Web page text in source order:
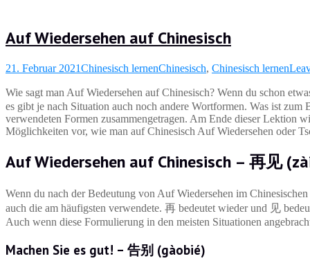
Auf Wiedersehen auf Chinesisch
21. Februar 2021Chinesisch lernenChinesisch, Chinesisch lernen
Wie sagt man Auf Wiedersehen auf Chinesisch? Wenn du schon
es gibt je nach Situation auch noch andere Wortformen. Was ist
verwendeten Formen zusammengetragen. Am Ende dieser Lektion
Möglichkeiten vor, wie man auf Chinesisch Auf Wiedersehen oder
Auf Wiedersehen auf Chinesisch – 再见
Wenn du nach der Bedeutung von Auf Wiedersehen im
auch die am häufigsten verwendete. 再 bedeutet wieder und 见
Auch wenn diese Formulierung in den meisten Situationen
Machen Sie es gut! – 告别 (gàobié)